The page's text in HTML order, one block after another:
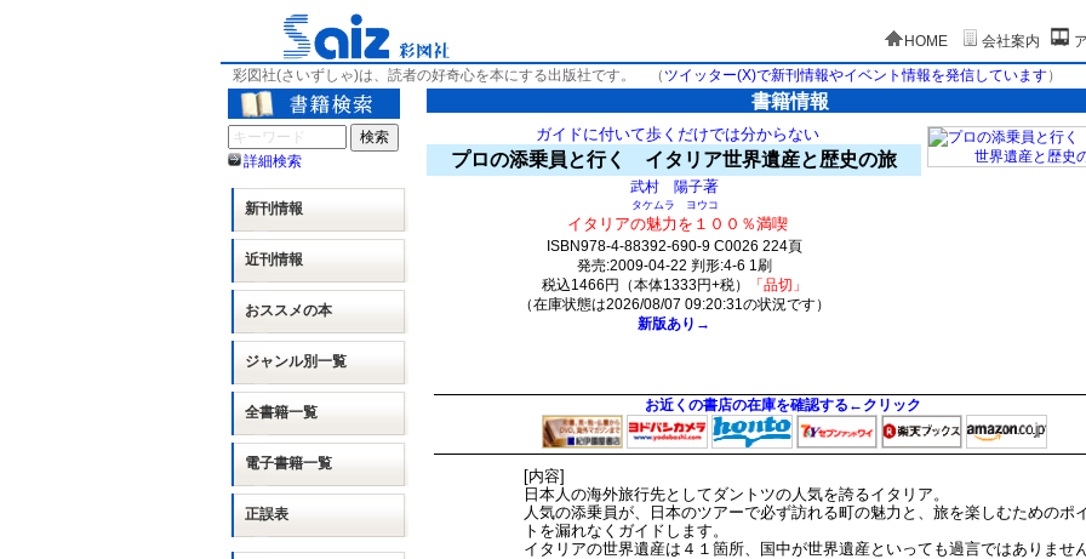
HOME 会社案内
彩図社(さいずしゃ)は、読者の好奇心を本にする出版社です。
（ ツイッター(X)で新刊情報やイベント情報を発信しています）
詳細検索
新刊情報
近刊情報
おススメの本
ジャンル別一覧
全書籍一覧
電子書籍一覧
正誤表
書籍情報
ガイドに付いて歩くだけでは分からない
プロの添乗員と行く イタリア世界遺産と歴史の旅
武村 陽子著
タケムラ ヨウコ
イタリアの魅力を１００％満喫
ISBN978-4-88392-690-9 C0026 224頁
発売:2009-04-22 判形:4-6 1刷
税込1466円（本体1333円+税）
「品切」
（在庫状態は2026/08/07 09:20:31の状況です）
新版あり→
お近くの書店の在庫を確認する←クリック
[内容]
日本人の海外旅行先としてダントツの人気を誇るイタリア。
人気の添乗員が、日本のツアーで必ず訪れる町の魅力と、旅を楽しむためのポ
トを漏れなくガイドします。
イタリアの世界遺産は４１箇所、国中が世界遺産といっても過言ではありません